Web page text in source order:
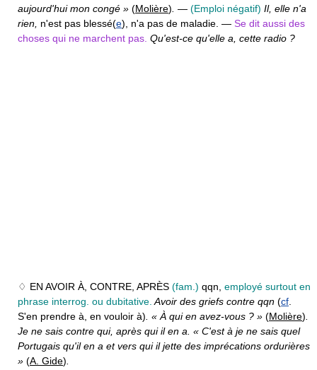
aujourd'hui mon congé » (Molière) — (Emploi négatif) Il, elle n'a
rien, n'est pas blessé(e), n'a pas de maladie. — Se dit aussi des
choses qui ne marchent pas. Qu'est-ce qu'elle a, cette radio ?
♢ EN AVOIR À, CONTRE, APRÈS (fam.) qqn, employé surtout en
phrase interrog. ou dubitative. Avoir des griefs contre qqn (cf
S'en prendre à, en vouloir à) . « À qui en avez-vous ? » (Molière)
Je ne sais contre qui, après qui il en a. « C'est à je ne sais quel
Portugais qu'il en a et vers qui il jette des imprécations ordurières
» (A. Gide)